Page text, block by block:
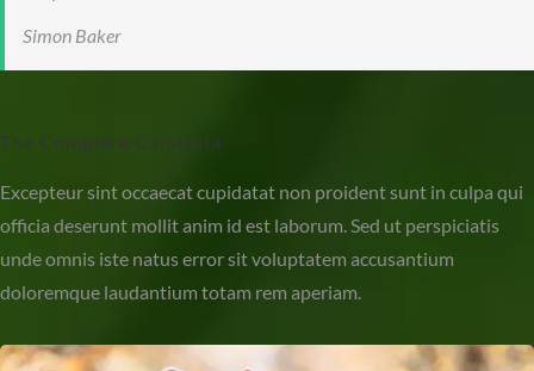
Simon Baker
The Complete Camtasia
Excepteur sint occaecat cupidatat non proident sunt in culpa qui
officia deserunt mollit anim id est laborum. Sed ut perspiciatis
unde omnis iste natus error sit voluptatem accusantium
doloremque laudantium totam rem aperiam.